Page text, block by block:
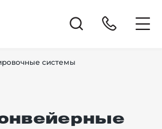
системы